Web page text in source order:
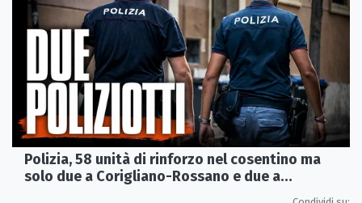
Polizia, 58 unità di rinforzo nel cosentino ma
solo due a Corigliano-Rossano e due a